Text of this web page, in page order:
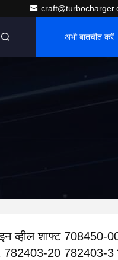
अभी बातचीत करें
व्हील शाफ्ट
20 782403-3